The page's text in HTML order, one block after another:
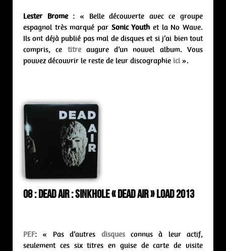
Lester Brome: « Belle découverte avec ce groupe
espagnol très marqué par Sonic Youth et la No Wave.
Ils ont déjà publié pas mal de disques et si j’ai bien tout
compris, ce titreaugure d’un nouvel album. Vous
pouvez découvrir le reste de leur discographie ici ».
08 : Dead Air : Sinkhole « Dead Air » Load 2013
PEF: « Pas d’autres disquesconnus à leur actif,
seulement ces six titres en guise de carte de visite